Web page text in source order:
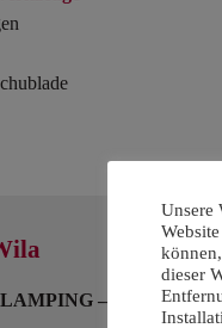
– PRO
Unsere
dieser